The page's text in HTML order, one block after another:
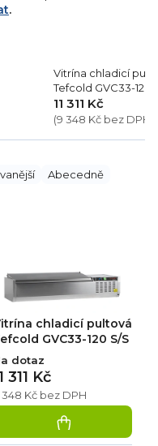
.
Vitrína chladicí
Tefcold GVC33-120
11 311 Kč
(9 348 Kč bez DPH)
Abecedně
chladicí pultová
GVC33-120 S/S
dotaz
348 Kč bez DPH
311 Kč